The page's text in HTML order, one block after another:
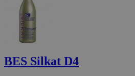
BES Silkat D4